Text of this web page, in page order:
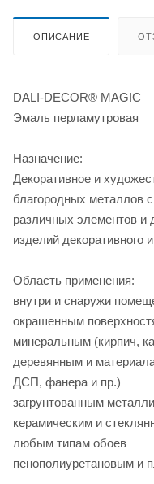
ОПИСАНИЕ
DALI-DECOR® MAGIC
Эмаль перламутровая
Назначение:
Декоративное и
благородных металлов
различных элементов и
изделий декоративного
Область применения:
внутри и снаружи
окрашенным
минеральным (кирпич,
деревянным и
ДСП, фанера и пр.)
загрунтованным
керамическим и
любым типам обоев
пенополиуретановым и